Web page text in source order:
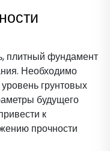
плитный фундамент
Необходимо
грунтовых
будущего
к
прочности